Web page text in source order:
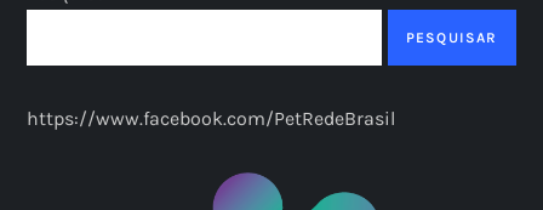
PESQUISAR
https://www.facebook.com/PetRedeBrasil